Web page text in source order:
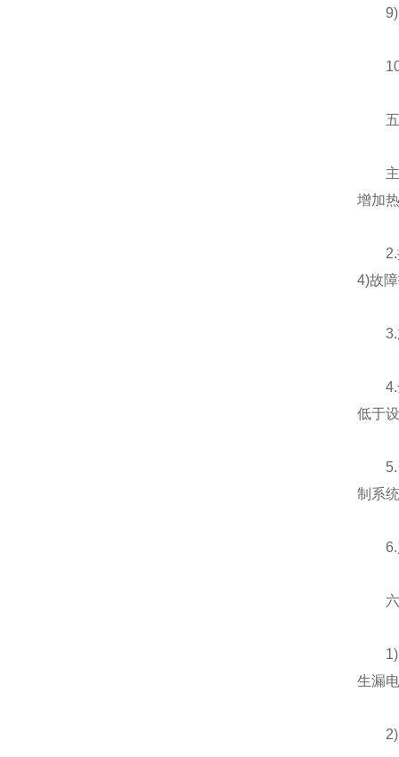
9)产
10)
五、
主机
增加
2.控
4)故
3.加
4.全
低于
5.安
制系
6.产
六
1)电
生漏
2)电